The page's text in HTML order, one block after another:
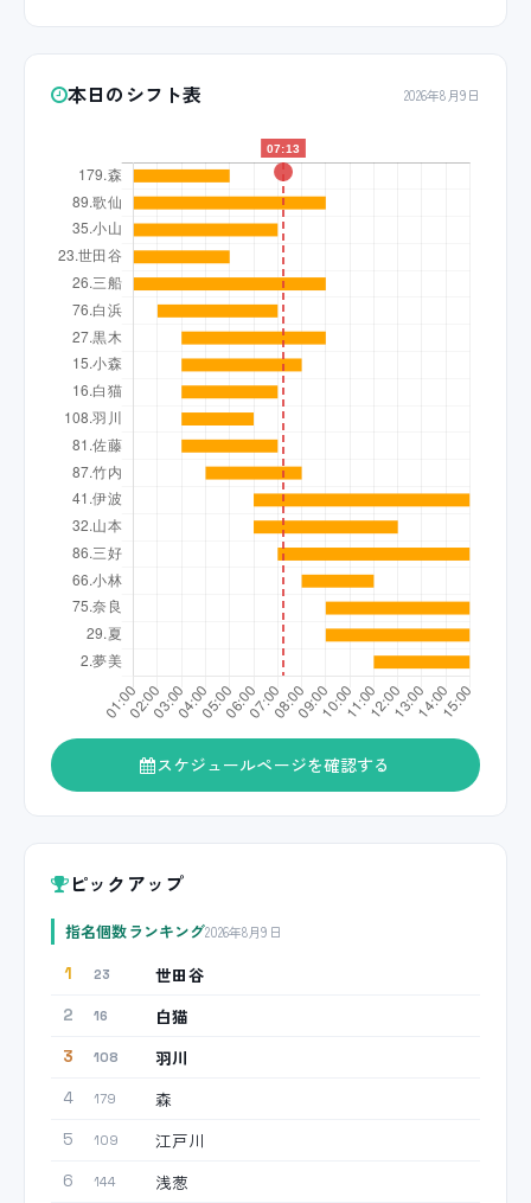
本日のシフト表 2026年8月9日
スケジュールページを確認する
ピックアップ
指名個数ランキング2026年8月9日
1 23 世田谷
2 16 白猫
3 108 羽川
4 179 森
5 109 江戸川
6 144 浅葱